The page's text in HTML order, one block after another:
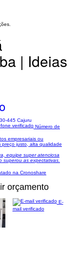
| Ideias
445 Cajuru
Número de
empresariais ou
preço justo, alta qualidade
equipe super atenciosa
superou as expectativas.
na Cronoshare
orçamento
E-
mail verificado